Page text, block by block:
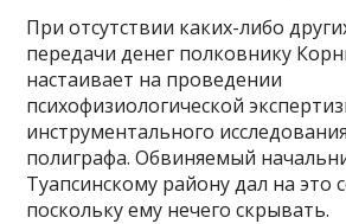
При отсутствии каких-либо
передачи денег полковнику
настаивает на проведении
психофизиологической
инструментального
полиграфа. Обвиняемый
Туапсинскому району дал на это
поскольку ему нечего скрывать.